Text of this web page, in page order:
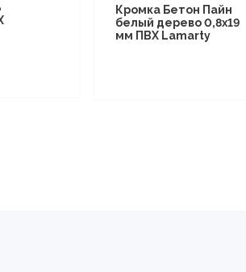
Кромка Бетон Пайн
белый дерево 0,8х19
мм ПВХ Lamarty